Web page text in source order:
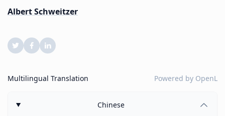
Albert Schweitzer
Multilingual Translation Powered by OpenL
Chinese